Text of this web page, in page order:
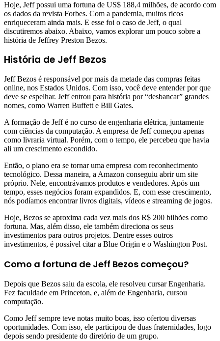
Hoje, Jeff possui uma fortuna de US$ 188,4 milhões, de acordo com
os dados da revista Forbes. Com a pandemia, muitos ricos
enriqueceram ainda mais. E esse foi o caso de Jeff, o qual
discutiremos abaixo. Abaixo, vamos explorar um pouco sobre a
história de Jeffrey Preston Bezos.
História de Jeff Bezos
Jeff Bezos é responsável por mais da metade das compras feitas
online, nos Estados Unidos. Com isso, você deve entender por que
deve se espelhar. Jeff entrou para história por “desbancar” grandes
nomes, como Warren Buffett e Bill Gates.
A formação de Jeff é no curso de engenharia elétrica, juntamente
com ciências da computação. A empresa de Jeff começou apenas
como livraria virtual. Porém, com o tempo, ele percebeu que havia
ali um crescimento escondido.
Então, o plano era se tornar uma empresa com reconhecimento
tecnológico. Dessa maneira, a Amazon conseguiu abrir um site
próprio. Nele, encontrávamos produtos e vendedores. Após um
tempo, esses negócios foram expandidos. E, com esse crescimento,
nós podíamos encontrar livros digitais, vídeos e streaming de jogos.
Hoje, Bezos se aproxima cada vez mais dos R$ 200 bilhões como
fortuna. Mas, além disso, ele também direciona os seus
investimentos para outros projetos. Dentre esses outros
investimentos, é possível citar a Blue Origin e o Washington Post.
Como a fortuna de Jeff Bezos começou?
Depois que Bezos saiu da escola, ele resolveu cursar Engenharia.
Fez faculdade em Princeton, e, além de Engenharia, cursou
computação.
Como Jeff sempre teve notas muito boas, isso ofertou diversas
oportunidades. Com isso, ele participou de duas fraternidades, logo
depois sendo presidente do diretório de um grupo.